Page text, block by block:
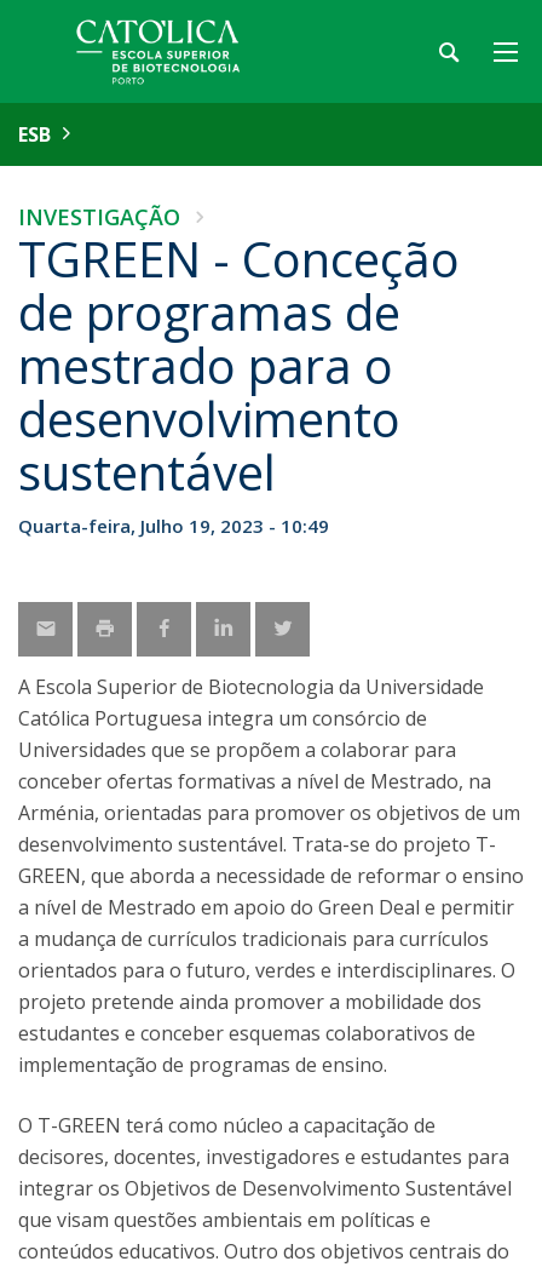
ESB
INVESTIGAÇÃO
TGREEN - Conceção
de programas de
mestrado para o
desenvolvimento
sustentável
Quarta-feira, Julho 19, 2023 - 10:49
A Escola Superior de Biotecnologia da Universidade
Católica Portuguesa integra um consórcio de
Universidades que se propõem a colaborar para
conceber ofertas formativas a nível de Mestrado, na
Arménia, orientadas para promover os objetivos de um
desenvolvimento sustentável. Trata-se do projeto T-
GREEN, que aborda a necessidade de reformar o ensino
a nível de Mestrado em apoio do Green Deal e permitir
a mudança de currículos tradicionais para currículos
orientados para o futuro, verdes e interdisciplinares. O
projeto pretende ainda promover a mobilidade dos
estudantes e conceber esquemas colaborativos de
implementação de programas de ensino.
O T-GREEN terá como núcleo a capacitação de
decisores, docentes, investigadores e estudantes para
integrar os Objetivos de Desenvolvimento Sustentável
que visam questões ambientais em políticas e
conteúdos educativos. Outro dos objetivos centrais do